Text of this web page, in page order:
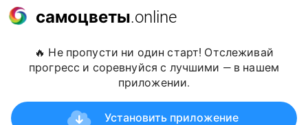
самоцветы.online
🔥 Не пропусти ни один старт! Отслеживай
прогресс и соревнуйся с лучшими — в нашем
приложении.
Установить приложение